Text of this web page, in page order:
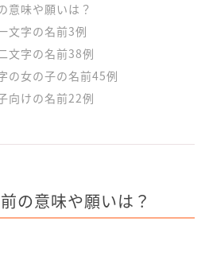
意味や願いは？
文字の名前3例
文字の名前38例
の女の子の名前45例
向けの名前22例
の意味や願いは？